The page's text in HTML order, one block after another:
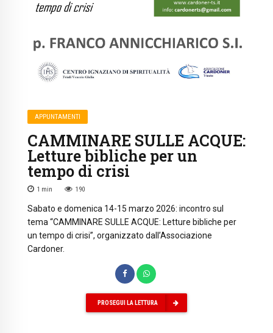
APPUNTAMENTI
CAMMINARE SULLE ACQUE:
Letture bibliche per un
tempo di crisi
1 min 190
Sabato e domenica 14-15 marzo 2026: incontro sul
tema “CAMMINARE SULLE ACQUE: Letture bibliche per
un tempo di crisi”, organizzato dall’Associazione
Cardoner.
PROSEGUI LA LETTURA